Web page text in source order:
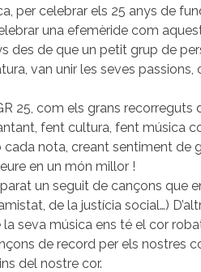
per celebrar els 25 anys de
una efemèride com
des de que un petit grup de
van unir les seves passions,
25, com els grans
fent cultura, fent música
nota, creant sentiment de
en un món millor !
un seguit de cançons que
de la justícia social…)
seva música ens té el cor
de record per els nostres
del nostre cor.